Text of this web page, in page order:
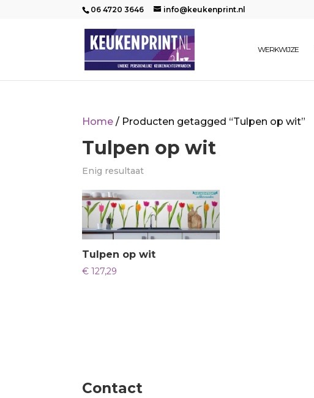
06 4720 3646 info@keukenprint.nl
WERKWIJZE
Home / Producten getagged “Tulpen op wit”
Tulpen op wit
Enig resultaat
Tulpen op wit
€ 127,29
Contact